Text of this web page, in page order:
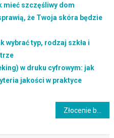
mieć szczęśliwy dom
że Twoja skóra będzie
wybrać typ, rodzaj szkła i
w druku cyfrowym: jak
jakości w praktyce